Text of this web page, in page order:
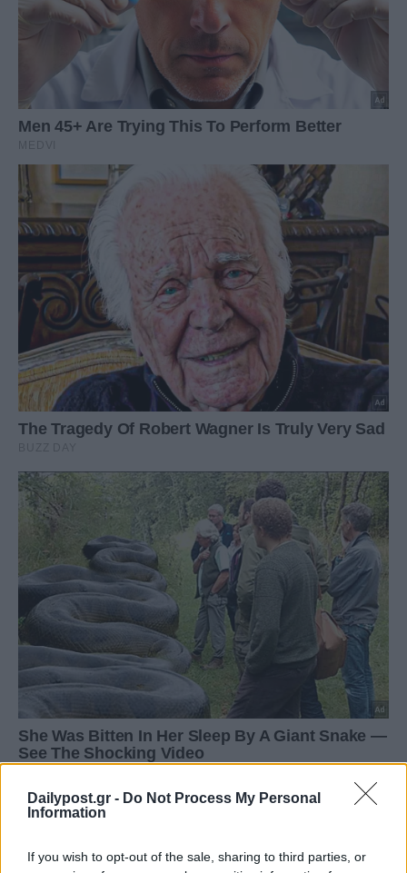
Dailypost.gr - Do Not Process My Personal
Information
If you wish to opt-out of the sale, sharing to third parties, or